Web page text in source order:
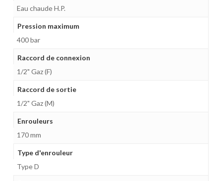
Eau chaude H.P.
Pression maximum
400 bar
Raccord de connexion
1/2" Gaz (F)
Raccord de sortie
1/2" Gaz (M)
Enrouleurs
170 mm
Type d'enrouleur
Type D